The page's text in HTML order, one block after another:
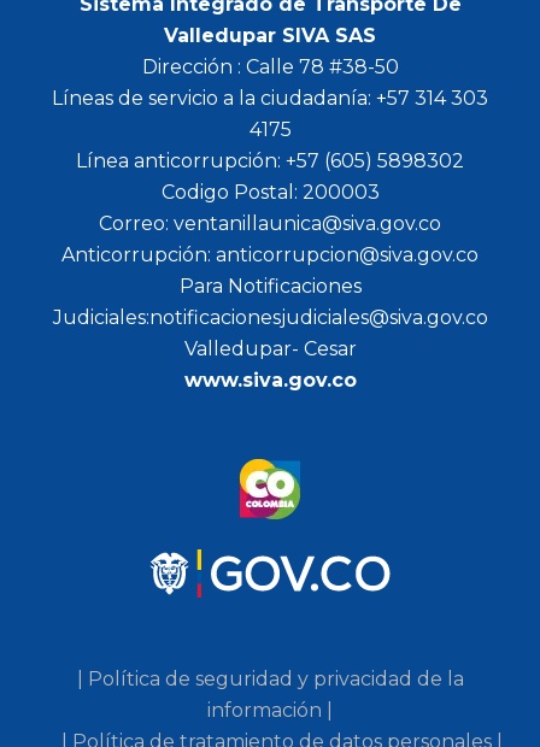
Valledupar SIVA SAS
Dirección : Calle 78 #38-50
Líneas de servicio a la ciudadanía: +57 314 303
4175
Línea anticorrupción: +57 (605) 5898302
Codigo Postal: 200003
Correo: ventanillaunica@siva.gov.co
Anticorrupción: anticorrupcion@siva.gov.co
Para Notificaciones
Judiciales:notificacionesjudiciales@siva.gov.co
Valledupar- Cesar
www.siva.gov.co
| Política de seguridad y privacidad de la
información |
| Política de tratamiento de datos personales |